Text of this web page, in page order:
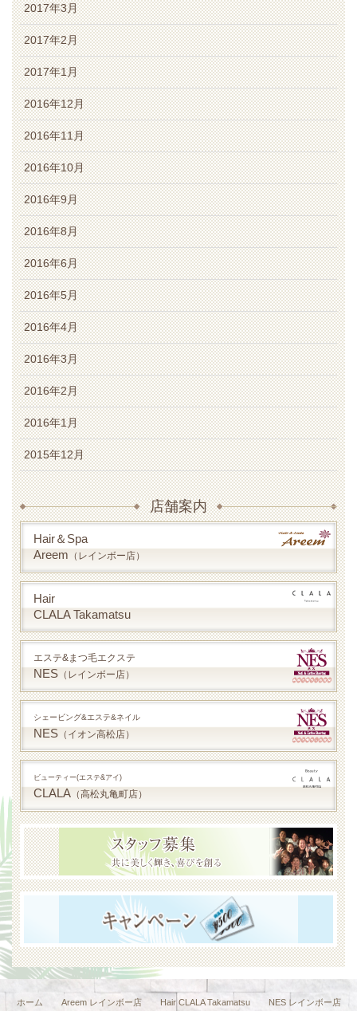
2017年3月
2017年2月
2017年1月
2016年12月
2016年11月
2016年10月
2016年9月
2016年8月
2016年6月
2016年5月
2016年4月
2016年3月
2016年2月
2016年1月
2015年12月
店舗案内
Hair＆Spa
Areem （レインボー店）
Hair
CLALA Takamatsu
エステ&まつ毛エクステ
NES （レインボー店）
シェービング&エステ&ネイル
NES （イオン高松店）
ビューティー(エステ&アイ)
CLALA （高松丸亀町店）
ホーム Areem レインボー店 Hair CLALA Takamatsu NES レインボー店